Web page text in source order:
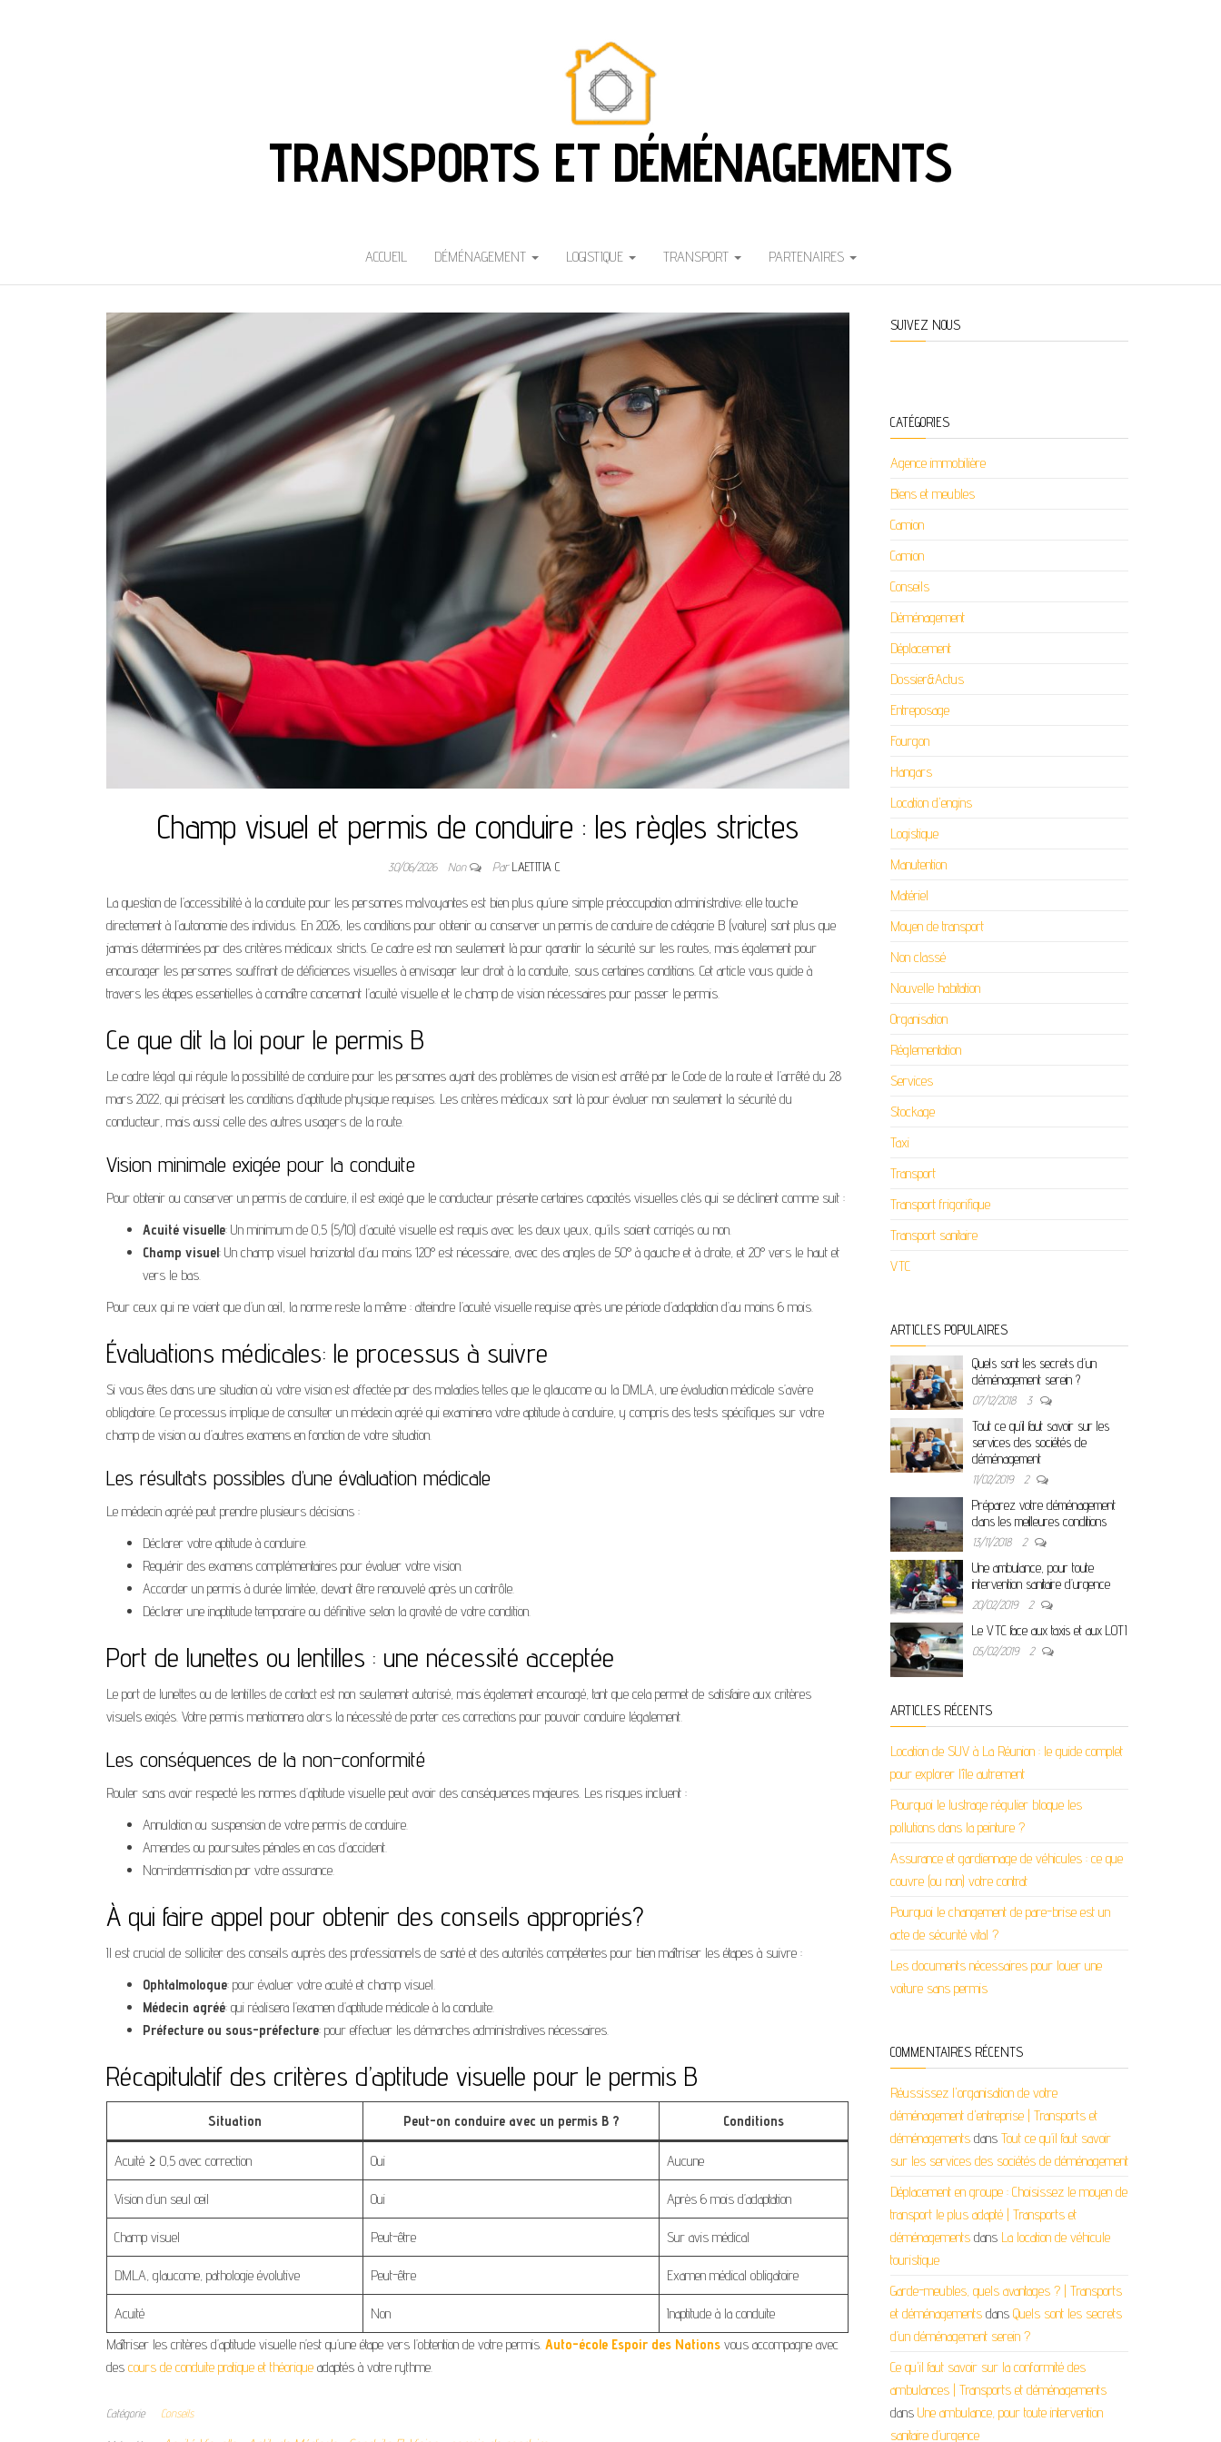
TRANSPORTS ET DÉMÉNAGEMENTS
ACCUEIL DÉMÉNAGEMENT LOGISTIQUE TRANSPORT PARTENAIRES
Champ visuel et permis de conduire : les règles strictes
30/06/2026 Non ParLAETITIA C
La question de l’accessibilité à la conduite pour les personnes malvoyantes est bien plus qu’une simple préoccupation administrative; elle touche
directement à l’autonomie des individus. En 2026, les conditions pour obtenir ou conserver un permis de conduire de catégorie B (voiture) sont plus que
jamais déterminées par des critères médicaux stricts. Ce cadre est non seulement là pour garantir la sécurité sur les routes, mais également pour
encourager les personnes souffrant de déficiences visuelles à envisager leur droit à la conduite, sous certaines conditions. Cet article vous guide à
travers les étapes essentielles à connaître concernant l’acuité visuelle et le champ de vision nécessaires pour passer le permis.
Ce que dit la loi pour le permis B
Le cadre légal qui régule la possibilité de conduire pour les personnes ayant des problèmes de vision est arrêté par le Code de la route et l’arrêté du 28
mars 2022, qui précisent les conditions d’aptitude physique requises. Les critères médicaux sont là pour évaluer non seulement la sécurité du
conducteur, mais aussi celle des autres usagers de la route.
Vision minimale exigée pour la conduite
Pour obtenir ou conserver un permis de conduire, il est exigé que le conducteur présente certaines capacités visuelles clés qui se déclinent comme suit :
Acuité visuelle: Un minimum de 0,5 (5/10) d’acuité visuelle est requis avec les deux yeux, qu’ils soient corrigés ou non.
Champ visuel: Un champ visuel horizontal d’au moins 120° est nécessaire, avec des angles de 50° à gauche et à droite, et 20° vers le haut et
vers le bas.
Pour ceux qui ne voient que d’un œil, la norme reste la même : atteindre l’acuité visuelle requise après une période d’adaptation d’au moins 6 mois.
Évaluations médicales: le processus à suivre
Si vous êtes dans une situation où votre vision est affectée par des maladies telles que le glaucome ou la DMLA, une évaluation médicale s’avère
obligatoire. Ce processus implique de consulter un médecin agréé qui examinera votre aptitude à conduire, y compris des tests spécifiques sur votre
champ de vision ou d’autres examens en fonction de votre situation.
Les résultats possibles d’une évaluation médicale
Le médecin agréé peut prendre plusieurs décisions :
Déclarer votre aptitude à conduire.
Requérir des examens complémentaires pour évaluer votre vision.
Accorder un permis à durée limitée, devant être renouvelé après un contrôle.
Déclarer une inaptitude temporaire ou définitive selon la gravité de votre condition.
Port de lunettes ou lentilles : une nécessité acceptée
Le port de lunettes ou de lentilles de contact est non seulement autorisé, mais également encouragé, tant que cela permet de satisfaire aux critères
visuels exigés. Votre permis mentionnera alors la nécessité de porter ces corrections pour pouvoir conduire légalement.
Les conséquences de la non-conformité
Rouler sans avoir respecté les normes d’aptitude visuelle peut avoir des conséquences majeures. Les risques incluent :
Annulation ou suspension de votre permis de conduire.
Amendes ou poursuites pénales en cas d’accident.
Non-indemnisation par votre assurance.
À qui faire appel pour obtenir des conseils appropriés?
Il est crucial de solliciter des conseils auprès des professionnels de santé et des autorités compétentes pour bien maîtriser les étapes à suivre :
Ophtalmologue: pour évaluer votre acuité et champ visuel.
Médecin agréé: qui réalisera l’examen d’aptitude médicale à la conduite.
Préfecture ou sous-préfecture: pour effectuer les démarches administratives nécessaires.
Récapitulatif des critères d’aptitude visuelle pour le permis B
Situation Peut-on conduire avec un permis B ? Conditions
Acuité ≥ 0,5 avec correction Oui Aucune
Vision d’un seul œil Oui Après 6 mois d’adaptation
Champ visuel Peut-être Sur avis médical
DMLA, glaucome, pathologie évolutive Peut-être Examen médical obligatoire
Acuité Non
Inaptitude à la conduite
Maîtriser les critères d’aptitude visuelle n’est qu’une étape vers l’obtention de votre permis. Auto-école Espoir des Nations vous accompagne avec
des cours de conduite pratique et théorique adaptés à votre rythme.
Catégorie Conseils
SUIVEZ NOUS
CATÉGORIES
Agence immobilière
Biens et meubles
Camion
Camion
Conseils
Déménagement
Déplacement
Dossier&Actus
Entreposage
Fourgon
Hangars
Location d'engins
Logistique
Manutention
Matériel
Moyen de transport
Non classé
Nouvelle habitation
Organisation
Réglementation
Services
Stockage
Taxi
Transport
Transport frigorifique
Transport sanitaire
VTC
ARTICLES POPULAIRES
Quels sont les secrets d’un
déménagement serein ?
07/12/2018 3
Tout ce qu’il faut savoir sur les
services des sociétés de
déménagement
11/02/2019 2
Préparez votre déménagement
dans les meilleures conditions
13/11/2018 2
Une ambulance, pour toute
intervention sanitaire d’urgence
20/02/2019 2
Le VTC face aux taxis et aux LOTI
05/02/2019 2
ARTICLES RÉCENTS
Location de SUV à La Réunion : le guide complet
pour explorer l’île autrement
Pourquoi le lustrage régulier bloque les
pollutions dans la peinture ?
Assurance et gardiennage de véhicules : ce que
couvre (ou non) votre contrat
Pourquoi le changement de pare-brise est un
acte de sécurité vital ?
Les documents nécessaires pour louer une
voiture sans permis
COMMENTAIRES RÉCENTS
Réussissez l'organisation de votre
déménagement d'entreprise | Transports et
déménagementsdans Tout ce qu’il faut savoir
sur les services des sociétés de déménagement
Déplacement en groupe : Choisissez le moyen de
transport le plus adapté | Transports et
déménagementsdans La location de véhicule
touristique
Garde-meubles, quels avantages ? | Transports
et déménagementsdans Quels sont les secrets
d’un déménagement serein ?
Ce qu'il faut savoir sur la conformité des
ambulances | Transports et déménagements
dans Une ambulance, pour toute intervention
sanitaire d’urgence